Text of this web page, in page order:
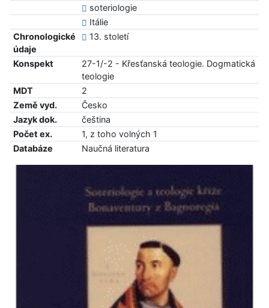
soteriologie
Itálie
Chronologické
údaje
13. století
Konspekt
27-1/-2 - Křesťanská teologie. Dogmatická
teologie
MDT
2
Země vyd.
Česko
Jazyk dok.
čeština
Počet ex.
1, z toho volných 1
Databáze
Naučná literatura